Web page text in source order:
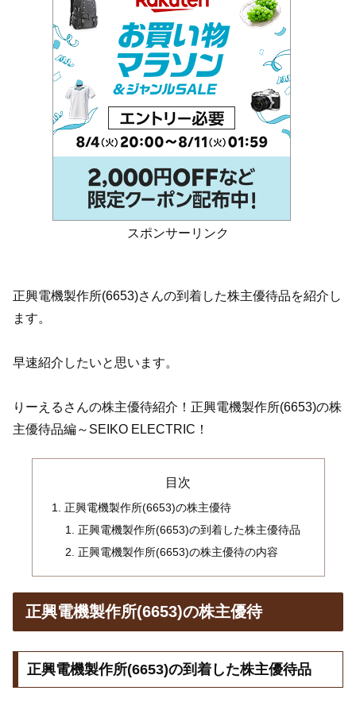
スポンサーリンク
正興電機製作所(6653)さんの到着した株主優待品を紹介し
ます。
早速紹介したいと思います。
りーえるさんの株主優待紹介！正興電機製作所(6653)の株
主優待品編～SEIKO ELECTRIC！
目次
正興電機製作所(6653)の株主優待
正興電機製作所(6653)の到着した株主優待品
正興電機製作所(6653)の株主優待の内容
正興電機製作所(6653)の株主優待
正興電機製作所(6653)の到着した株主優待品